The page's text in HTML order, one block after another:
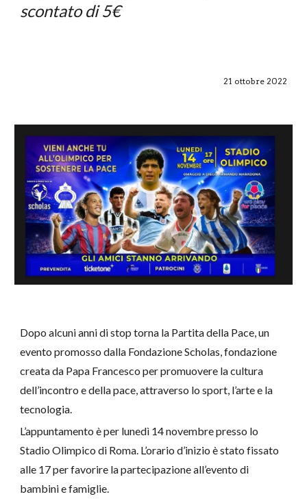
scontato di 5€
21 ottobre 2022
Dopo alcuni anni di stop torna la Partita della Pace, un
evento promosso dalla Fondazione Scholas, fondazione
creata da Papa Francesco per promuovere la cultura
dell’incontro e della pace, attraverso lo sport, l’arte e la
tecnologia.
L’appuntamento è per lunedì 14 novembre
Stadio Olimpico di Roma. L’orario d’inizio è stato fissato
alle 17 per favorire la partecipazione all’evento di
bambini e famiglie.